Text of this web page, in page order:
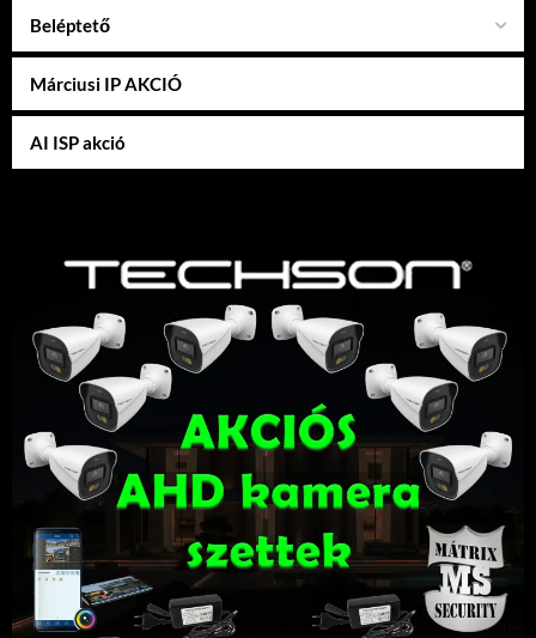
Beléptető
Márciusi IP AKCIÓ
AI ISP akció